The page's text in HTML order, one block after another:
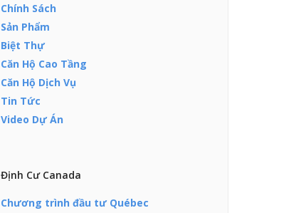
Chính Sách
Sản Phẩm
Biệt Thự
Căn Hộ Cao Tầng
Căn Hộ Dịch Vụ
Tin Tức
Video Dự Án
Định Cư Canada
Chương trình đầu tư Québec